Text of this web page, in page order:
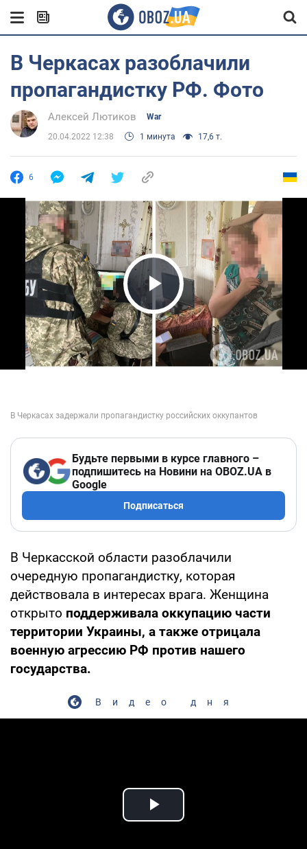
В Черкасах разоблачили
пропагандистку РФ. Фото
Алексей Лютиков War
20.04.2022 12:38 1 минута 17,6 т.
6
Play Video
Будьте первыми в курсе главного –
подпишитесь на Новини на OBOZ.UA в
Google
Подписаться
В Черкасской области разоблачили
очередную пропагандистку, которая
действовала в интересах врага. Женщина
открыто поддерживала оккупацию части
территории Украины, а также отрицала
военную агрессию РФ против нашего
государства.
Видео дня
Play Video